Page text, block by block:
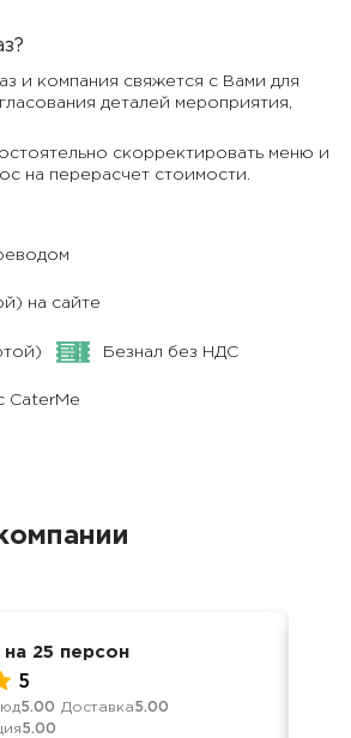
и компания свяжется с Вами для
деталей мероприятия,
скорректировать меню и
на перерасчет стоимости.
на сайте
Безнал без НДС
CaterMe
на 25 персон
5
5.00 Доставка5.00
5.00